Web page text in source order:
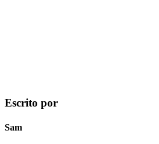
Escrito por
Sam